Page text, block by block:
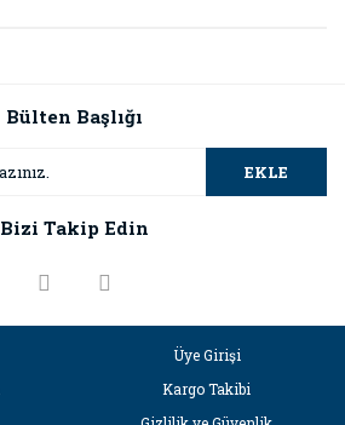
Bülten Başlığı
EKLE
Bizi Takip Edin
Üye Girişi
Kargo Takibi